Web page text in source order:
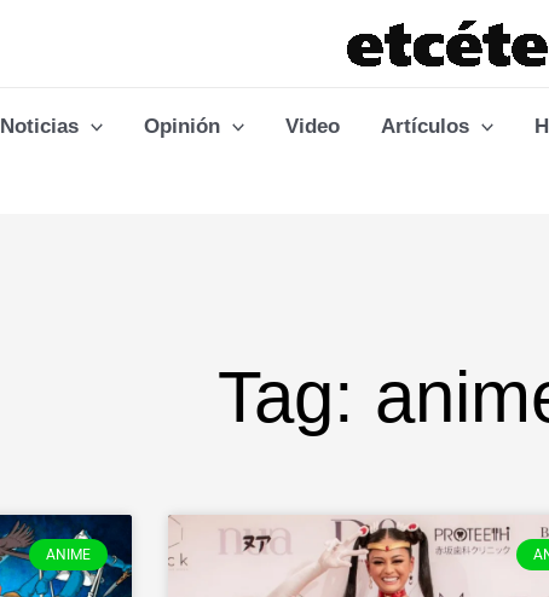
Noticias Opinión Video Artículos
Tag:
ANIME